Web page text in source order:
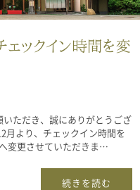
ェックイン時間を変
ただき、誠にありがとうござ
月より、チェックイン時間を
変更させていただきま…
続きを読む